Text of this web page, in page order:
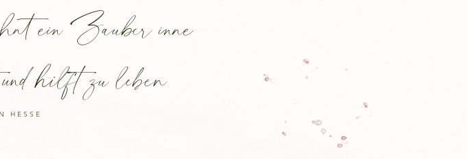
ein Zauber inne
hilft zu leben
HESSE